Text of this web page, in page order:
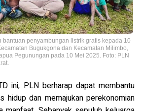
bantuan penyambungan listrik gratis kepada 10
Bugukgona dan Kecamatan Milimbo,
Pegunungan pada 10 Mei 2025. Foto: PLN
ini, PLN berharap dapat membantu
hidup dan memajukan perekonomian